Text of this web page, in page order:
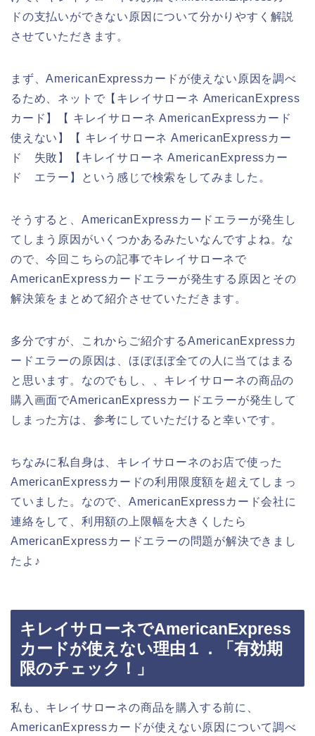
ドの支払いができない原因について分かりやすく解説
させていただきます。
まず、AmericanExpressカードが使えない原因を調べ
るため、ネットで【キレイサローネ AmericanExpress
カード】【 キレイサローネ AmericanExpressカード
使えない】【 キレイサローネ AmericanExpressカー
ド 失敗】【キレイサローネ AmericanExpressカー
ド エラー】という感じで検索をしてみました。
そうすると、AmericanExpressカードエラーが発生し
てしまう原因がいくつかあるみたいなんですよね。な
ので、今回こちらの記事でキレイサローネで
AmericanExpressカードエラーが発生する原因とその
解決策をまとめて紹介させていただきます。
多分ですが、これからご紹介するAmericanExpressカ
ードエラーの原因は、ほぼほぼ全ての人に当てはまる
と思います。なのでもし、、キレイサローネの商品の
購入画面でAmericanExpressカードエラーが発生して
しまった方は、参考にしていただけると幸いです。
ちなみに私自身は、キレイサローネのお店で使った
AmericanExpressカードの利用限度額を超えてしまっ
ていました。なので、AmericanExpressカード会社に
連絡をして、利用額の上限幅を大きくしたら
AmericanExpressカードエラーの問題が解決できまし
たよ♪
キレイサローネでAmericanExpress
カードが使えない理由１．「有効期
限のチェック！」
私も、キレイサローネの商品を購入する前に、
AmericanExpressカードが使えない原因について調べ